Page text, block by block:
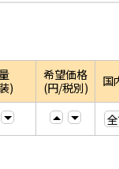
)
希望価格
(円/税別)
国